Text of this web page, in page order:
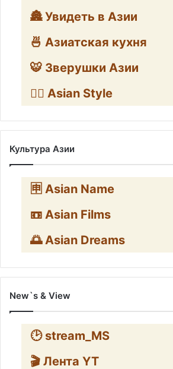
🏯 Увидеть в Азии
🍜 Азиатская кухня
🐯 Зверушки Азии
🧛‍♂️ Asian Style
Культура Азии
🈸 Asian Name
📼 Asian Films
🌅 Asian Dreams
New`s & View
🕑 stream_MS
🎬 Лента YT